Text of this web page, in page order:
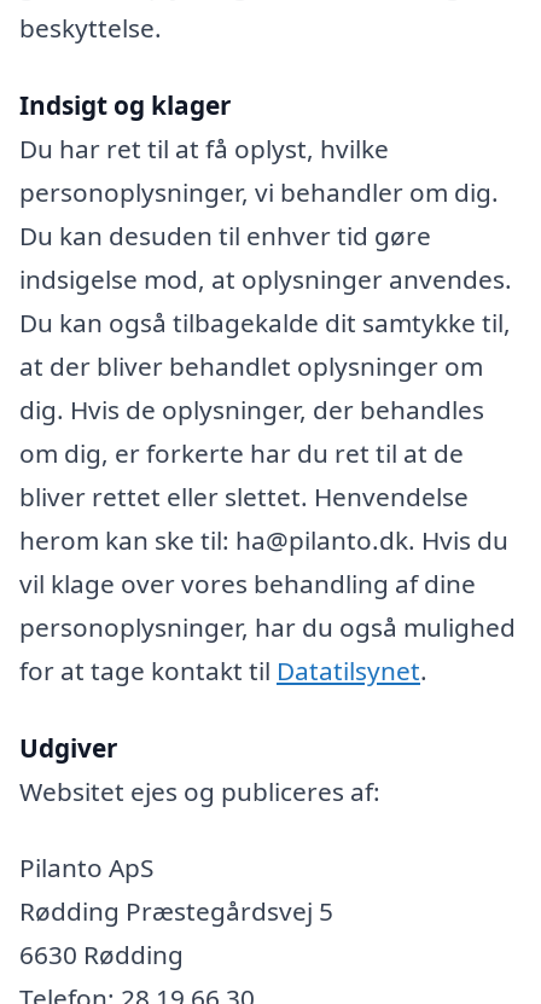
beskyttelse.
Indsigt og klager
Du har ret til at få oplyst, hvilke
personoplysninger, vi behandler om dig.
Du kan desuden til enhver tid gøre
indsigelse mod, at oplysninger anvendes.
Du kan også tilbagekalde dit samtykke til,
at der bliver behandlet oplysninger om
dig. Hvis de oplysninger, der behandles
om dig, er forkerte har du ret til at de
bliver rettet eller slettet. Henvendelse
herom kan ske til: ha@pilanto.dk. Hvis du
vil klage over vores behandling af dine
personoplysninger, har du også mulighed
for at tage kontakt til Datatilsynet.
Udgiver
Websitet ejes og publiceres af:
Pilanto ApS
Rødding Præstegårdsvej 5
6630 Rødding